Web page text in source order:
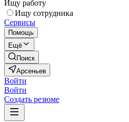
Ищу работу
Ищу сотрудника
Сервисы
Помощь
Ещё
Поиск
Арсеньев
Войти
Войти
Создать резюме